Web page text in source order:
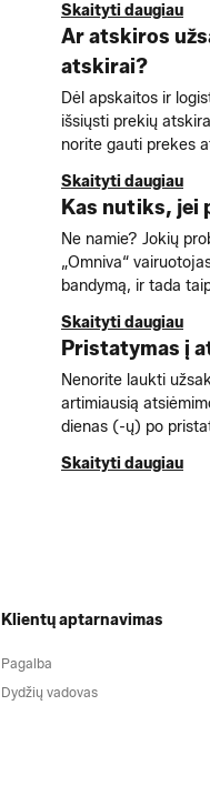
Skaityti daugiau
Ar atskiros
atskirai?
Dėl apskaitos ir
išsiųsti prekių
norite gauti prekes
Skaityti daugiau
Kas nutiks, jei
Ne namie? Jokių
„Omniva“
bandymą, ir tada
Skaityti daugiau
Pristatymas į
Nenorite laukti
artimiausią
dienas (-ų) po
Skaityti daugiau
Klientų aptarnavimas
Pagalba
Dydžių vadovas